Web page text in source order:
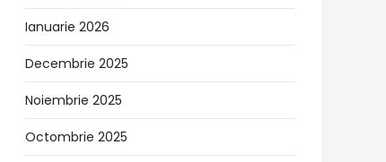
Ianuarie 2026
Decembrie 2025
Noiembrie 2025
Octombrie 2025